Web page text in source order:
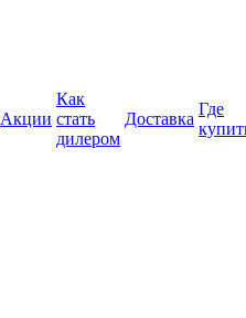
Акции
Как
стать
дилером
Доставка
Где